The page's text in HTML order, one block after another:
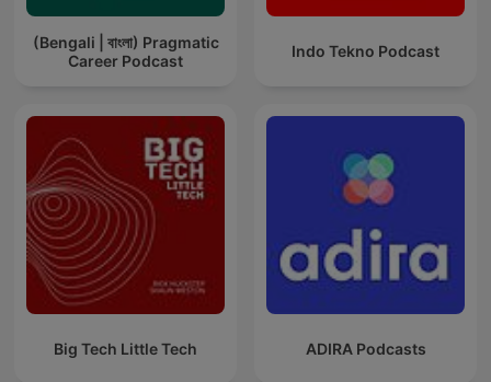
(Bengali | বাংলা) Pragmatic
Career Podcast
Indo Tekno Podcast
Big Tech Little Tech ADIRA Podcasts